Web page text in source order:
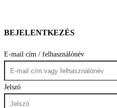
BEJELENTKEZÉS
E-mail cím / felhasználónév
Jelszó